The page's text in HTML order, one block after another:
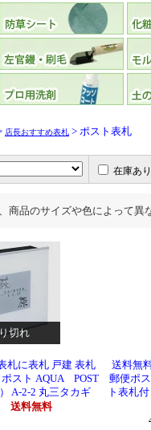
店長おすすめ表札 > ポスト表札
在庫あり
商品のサイズや色によって異
切れ
札に表札 戸建 表札
スト AQUA POST
A-2-2 丸三タカギ
送料無料
送料無
郵便ポ
ト表札